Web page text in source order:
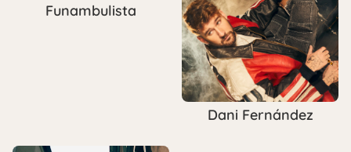
Funambulista
Dani Fernández